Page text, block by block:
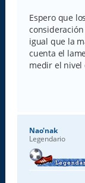
Espero que
igual que la
cuenta el
medir el nivel
Nao'nak
Legendario